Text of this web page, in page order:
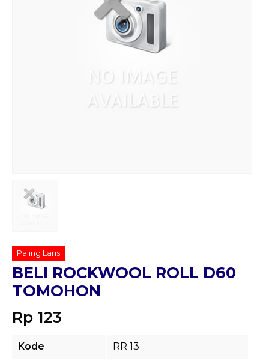
Paling Laris
BELI ROCKWOOL ROLL D60
TOMOHON
Rp 123
Kode RR 13